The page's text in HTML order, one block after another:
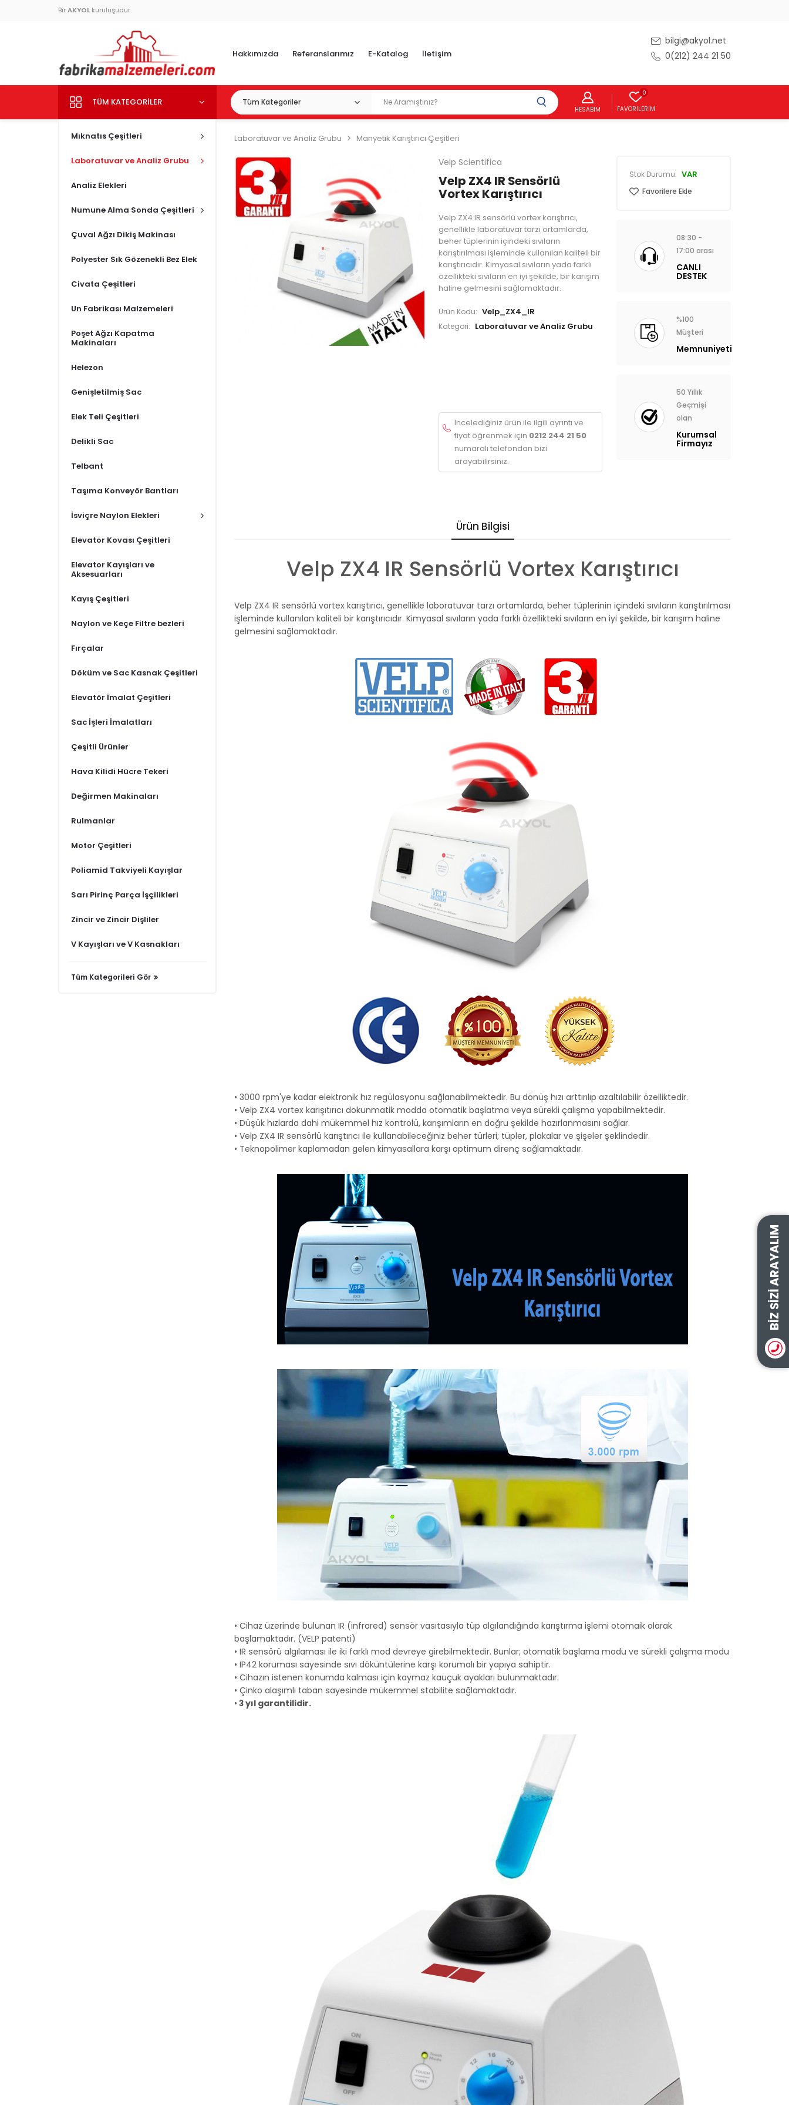
Bir AKYOL kuruluşudur.
bilgi@akyol.net
0(212) 244 21 50
Hakkımızda Referanslarımız E-Katalog İletişim
TÜM KATEGORILER
Mıknatıs Çeşitleri
Laboratuvar ve Analiz Grubu
Analiz Elekleri
Numune Alma Sonda Çeşitleri
Çuval Ağzı Dikiş Makinası
Polyester Sık Gözenekli Bez Elek
Civata Çeşitleri
Un Fabrikası Malzemeleri
Poşet Ağzı Kapatma
Makinaları
Helezon
Genişletilmiş Sac
Elek Teli Çeşitleri
Delikli Sac
Telbant
Taşıma Konveyör Bantları
İsviçre Naylon Elekleri
Elevator Kovası Çeşitleri
Elevator Kayışları ve
Aksesuarları
Kayış Çeşitleri
Naylon ve Keçe Filtre bezleri
Fırçalar
Döküm ve Sac Kasnak Çeşitleri
Elevatör İmalat Çeşitleri
Sac İşleri İmalatları
Çeşitli Ürünler
Hava Kilidi Hücre Tekeri
Değirmen Makinaları
Rulmanlar
Motor Çeşitleri
Poliamid Takviyeli Kayışlar
Sarı Pirinç Parça İşçilikleri
Zincir ve Zincir Dişliler
V Kayışları ve V Kasnakları
Tüm Kategorileri Gör
HESABIM
0
FAVORILERIM
Laboratuvar ve Analiz Grubu Manyetik Karıştırıcı Çeşitleri
Velp Scientifica
Velp ZX4 IR Sensörlü
Vortex Karıştırıcı
Velp ZX4 IR sensörlü vortex karıştırıcı,
genellikle laboratuvar tarzı ortamlarda,
beher tüplerinin içindeki sıvıların
karıştırılması işleminde kullanılan kaliteli bir
karıştırıcıdır. Kimyasal sıvıların yada farklı
özellikteki sıvıların en iyi şekilde, bir karışım
haline gelmesini sağlamaktadır.
Ürün Kodu: Velp_ZX4_IR
Kategori: Laboratuvar ve Analiz Grubu
İncelediğiniz ürün ile ilgili ayrıntı ve
fiyat öğrenmek için 0212 244 21 50
numaralı telefondan bizi
arayabilirsiniz.
Stok Durumu: VAR
Favorilere Ekle
08:30 -
17:00 arası
CANLI
DESTEK
%100
Müşteri
Memnuniyeti
50 Yıllık
Geçmişi
olan
Kurumsal
Firmayız
Ürün Bilgisi
Velp ZX4 IR Sensörlü Vortex Karıştırıcı
Velp ZX4 IR sensörlü vortex karıştırıcı, genellikle laboratuvar tarzı ortamlarda, beher tüplerinin içindeki sıvıların karıştırılması
işleminde kullanılan kaliteli bir karıştırıcıdır. Kimyasal sıvıların yada farklı özellikteki sıvıların en iyi şekilde, bir karışım haline
gelmesini sağlamaktadır.
• 3000 rpm'ye kadar elektronik hız regülasyonu sağlanabilmektedir. Bu dönüş hızı arttırılıp azaltılabilir özelliktedir.
• Velp ZX4 vortex karışıtırıcı dokunmatik modda otomatik başlatma veya sürekli çalışma yapabilmektedir.
• Düşük hızlarda dahi mükemmel hız kontrolü, karışımların en doğru şekilde hazırlanmasını sağlar.
• Velp ZX4 IR sensörlü karıştırıcı ile kullanabileceğiniz beher türleri; tüpler, plakalar ve şişeler şeklindedir.
• Teknopolimer kaplamadan gelen kimyasallara karşı optimum direnç sağlamaktadır.
• Cihaz üzerinde bulunan IR (infrared) sensör vasıtasıyla tüp algılandığında karıştırma işlemi otomaik olarak
başlamaktadır. (VELP patenti)
• IR sensörü algılaması ile iki farklı mod devreye girebilmektedir. Bunlar; otomatik başlama modu ve sürekli çalışma modu
• IP42 koruması sayesinde sıvı döküntülerine karşı korumalı bir yapıya sahiptir.
• Cihazın istenen konumda kalması için kaymaz kauçuk ayakları bulunmaktadır.
• Çinko alaşımlı taban sayesinde mükemmel stabilite sağlamaktadır.
• 3 yıl garantilidir.
BIZ SIZI ARAYALIM